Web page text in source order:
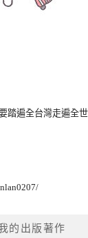
踏遍全台灣走遍全世
的出版著作